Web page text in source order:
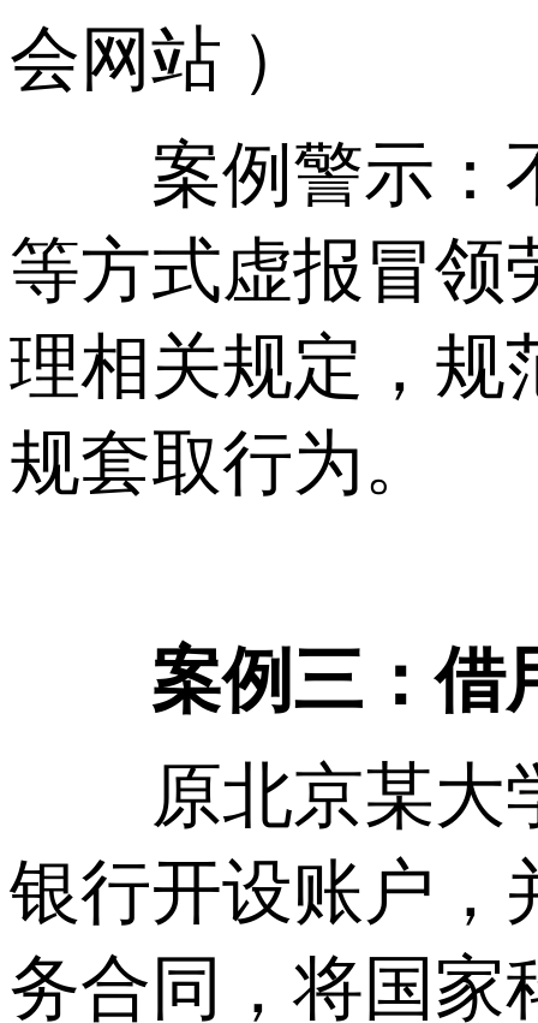
会网站 ）
案例警示：不
等方式虚报冒领
理相关规定，规
规套取行为。
案例三：借
原北京某大学
银行开设账户，
务合同，将国家